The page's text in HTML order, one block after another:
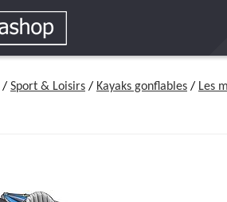
/ Sport & Loisirs / Kayaks gonflables / Les